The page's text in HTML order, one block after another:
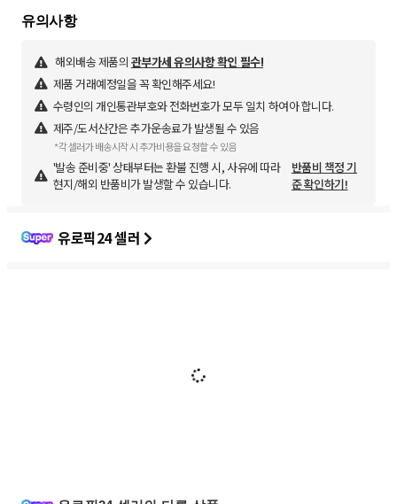
유의사항
해외배송 제품의 관부가세 유의사항 확인 필수!
제품 거래예정일을 꼭 확인해주세요!
수령인의 개인통관부호와 전화번호가 모두 일치 하여아 합니다.
제주/도서산간은 추가운송료가 발생될 수 있음
*각 셀러가 배송시작 시 추가비용을 요청할 수 있음
'발송 준비중' 상태부터는 환불 진행 시, 사유에 따라
현지/해외 반품비가 발생할 수 있습니다.
반품비 책정 기
준 확인하기!
유로픽24 셀러